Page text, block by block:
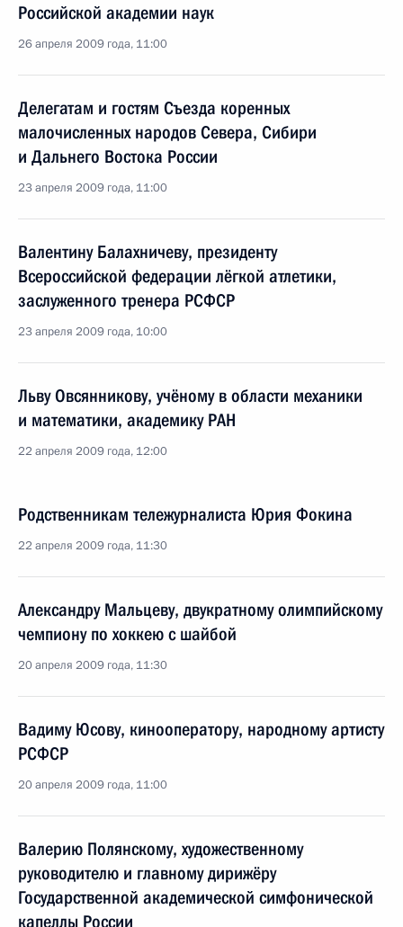
Российской академии наук
26 апреля 2009 года, 11:00
Делегатам и гостям Съезда коренных
малочисленных народов Севера, Сибири
и Дальнего Востока России
23 апреля 2009 года, 11:00
Валентину Балахничеву, президенту
Всероссийской федерации лёгкой атлетики,
заслуженного тренера РСФСР
23 апреля 2009 года, 10:00
Льву Овсянникову, учёному в области механики
и математики, академику РАН
22 апреля 2009 года, 12:00
Родственникам тележурналиста Юрия Фокина
22 апреля 2009 года, 11:30
Александру Мальцеву, двукратному олимпийскому
чемпиону по хоккею с шайбой
20 апреля 2009 года, 11:30
Вадиму Юсову, кинооператору, народному артисту
РСФСР
20 апреля 2009 года, 11:00
Валерию Полянскому, художественному
руководителю и главному дирижёру
Государственной академической симфонической
капеллы России